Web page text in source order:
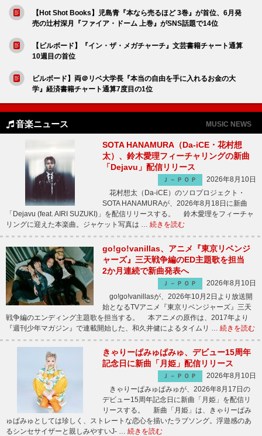
【Hot Shot Books】児島青『本なら売るほど 3巻』が首位、6月発
売の辻村深月『ファイア・ドーム 上巻』がSNS話題で14位
【ビルボード】『イン・ザ・メガチャーチ』文芸書籍チャート通算
10週目の首位
ビルボード】両＠リベ大学長『本当の自由を手に入れるお金の大
学』経済書籍チャート通算7度目の1位
音楽ニュース MUSIC NEWS
SOTA HANAMURA（Da-iCE・花村想
太）、鈴木愛理フィーチャリングの新曲
「Dejavu」配信リリース
Ｊ－ＰＯＰ
2026年8月10日
花村想太（Da-iCE）のソロプロジェクト・
SOTA HANAMURAが、2026年8月18日に新曲
「Dejavu (feat. AIRI SUZUKI)」を配信リリースする。 鈴木愛理をフィーチャ
リングに迎えた本楽曲。ジャケット写真は … 続きを読む
go!go!vanillas、アニメ『東京リベンジ
ャーズ』三天戦争編のED主題歌を担当
2か月連続で新曲発表へ
Ｊ－ＰＯＰ
2026年8月10日
go!go!vanillasが、2026年10月2日より放送開
始となるTVアニメ『東京リベンジャーズ』三天
戦争編のエンディング主題歌を担当する。 本アニメの原作は、2017年より
『週刊少年マガジン』で連載開始した、和久井健によるタイムリ … 続きを読む
きゃりーぱみゅぱみゅ、デビュー15周年
記念日に新曲「月姫」配信リリース
Ｊ－ＰＯＰ
2026年8月10日
きゃりーぱみゅぱみゅが、2026年8月17日の
デビュー15周年記念日に新曲「月姫」を配信リ
リースする。 新曲「月姫」は、きゃりーぱみ
ゅぱみゅとしては珍しく、ストレートな恋心を描いたラブソング。浮遊感のあ
るシンセサイザーと親しみやすいJ- … 続きを読む